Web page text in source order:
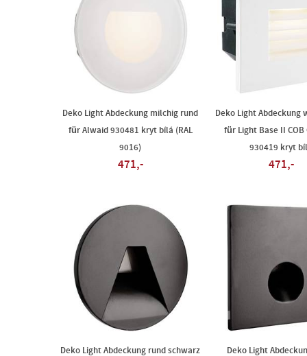
Deko Light Abdeckung milchig rund
für Alwaid 930481 kryt bílá (RAL
9016)
471,-
Deko Light Abdeckung
für Light Base II COB
930419 kryt
471,-
Deko Light Abdeckung rund schwarz
Deko Light